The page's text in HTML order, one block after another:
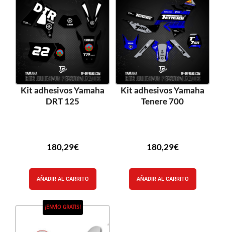
Kit adhesivos Yamaha
DRT 125
180,29€
AÑADIR AL CARRITO
Kit adhesivos Yamaha
Tenere 700
180,29€
AÑADIR AL CARRITO
¡ENVÍO GRATIS!